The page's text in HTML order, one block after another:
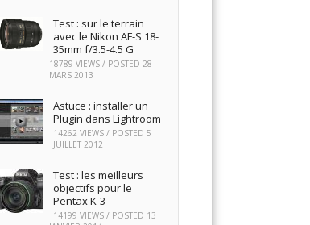
Test : sur le terrain
avec le Nikon AF-S 18-
35mm f/3.5-4.5 G
18789 VIEWS / POSTED28
MARS 2013
Astuce : installer un
Plugin dans Lightroom
14262 VIEWS / POSTED5
JUILLET 2012
Test : les meilleurs
objectifs pour le
Pentax K-3
14199 VIEWS / POSTED 13